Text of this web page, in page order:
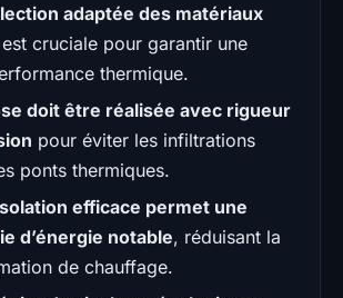
adaptée des matériaux
est cruciale pour garantir une
thermique.
doit être réalisée avec rigueur
pour éviter les infiltrations
ponts thermiques.
efficace permet une
d’énergie notable, réduisant la
de chauffage.